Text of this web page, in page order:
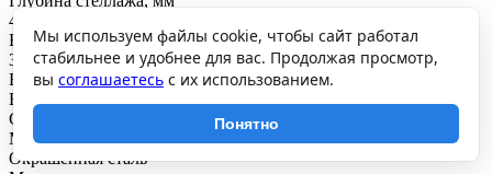
400
Вес, кг
31.32
ВНУТРЕННЕЕ НАПОЛНЕНИЕ
Вид полки
Сплошная
Материал полки
Окрашенная сталь
Мы используем файлы cookie, чтобы сайт работал
стабильнее и удобнее для вас. Продолжая просмотр,
вы соглашаетесь с их использованием.
Понятно